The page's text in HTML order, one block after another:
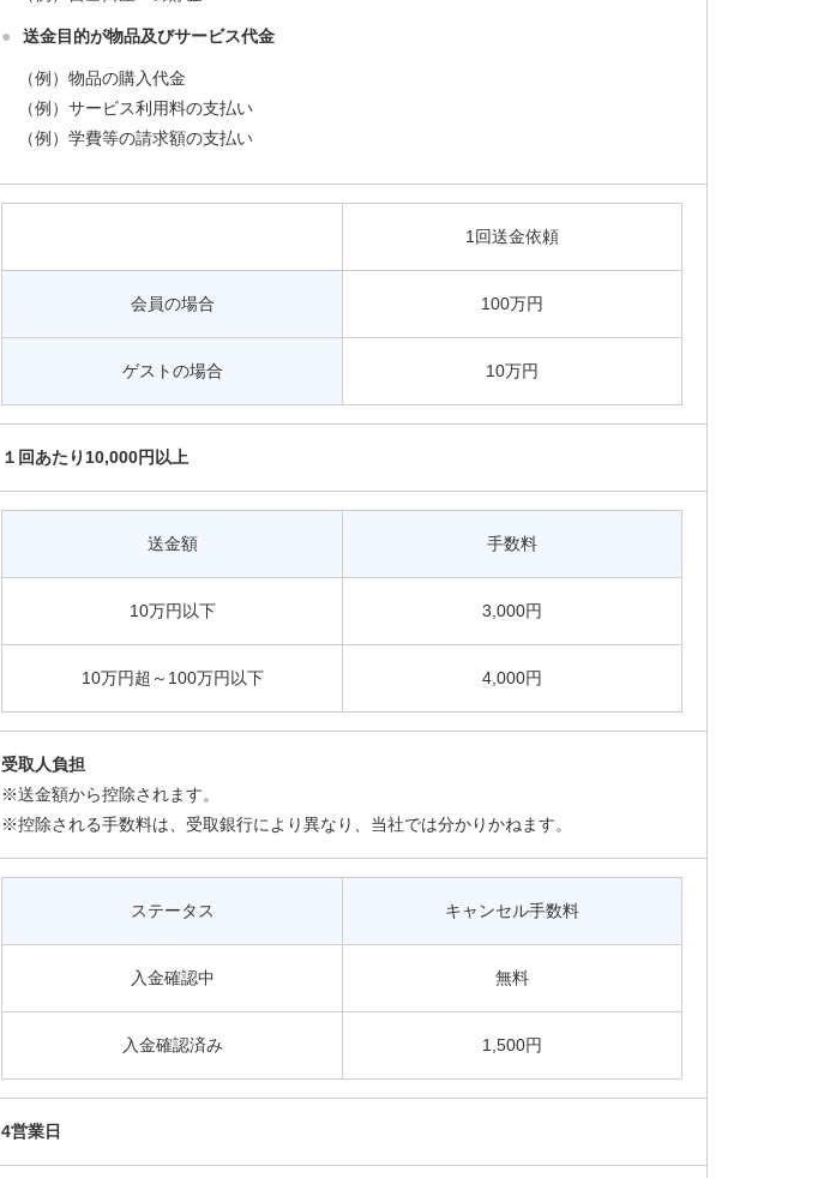
● 送金目的が物品及びサービス代金
（例）物品の購入代金
（例）サービス利用料の支払い
（例）学費等の請求額の支払い
1回送金依頼
会員の場合 100万円
ゲストの場合 10万円
１回あたり10,000円以上
送金額 手数料
10万円以下 3,000円
10万円超～100万円以下 4,000円
受取人負担
※送金額から控除されます。
※控除される手数料は、受取銀行により異なり、当社では分かりかねます。
ステータス キャンセル手数料
入金確認中 無料
入金確認済み 1,500円
4営業日